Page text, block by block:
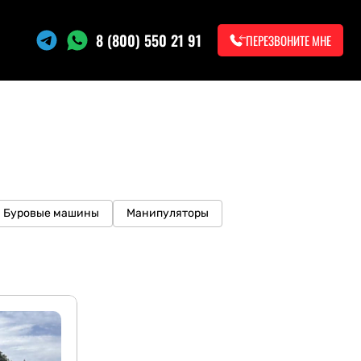
8 (800) 550 21 91 ПЕРЕЗВОНИТЕ МНЕ
Буровые машины
Манипуляторы